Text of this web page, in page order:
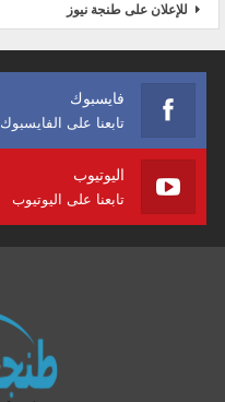
للإعلان على طنجة نيوز
فايسبوك
تابعنا على الفايسبوك
اليوتيوب
تابعنا على اليوتيوب